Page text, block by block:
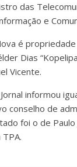
das
e
é propriedade
Dias
Vicente.
informou
conselho de
foi o de Paulo